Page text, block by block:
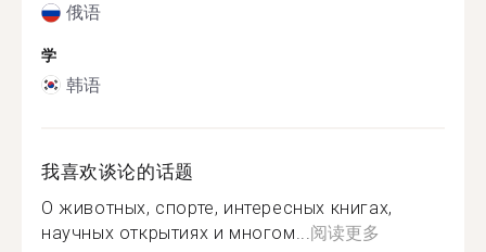
俄语
学
韩语
我喜欢谈论的话题
О животных, спорте, интересных книгах,
научных открытиях и многом... 阅读更多